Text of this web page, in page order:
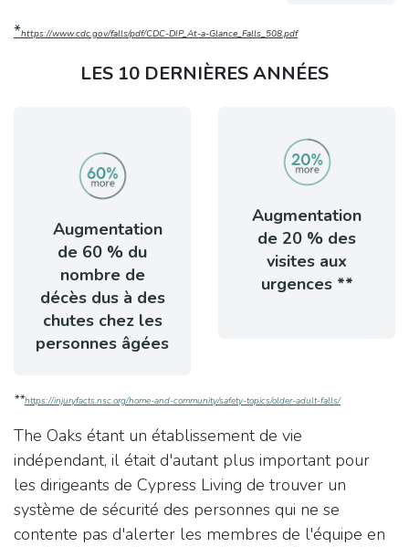
*https://www.cdc.gov/falls/pdf/CDC-DIP_At-a-Glance_Falls_508.pdf
LES 10 DERNIÈRES ANNÉES​
Augmentation
de 60 % du
nombre de
décès dus à des
chutes chez les
personnes âgées​
Augmentation
de 20 % des
visites aux
urgences **
**https://injuryfacts.nsc.org/home-and-community/safety-topics/older-adult-falls/
The Oaks étant un établissement de vie
indépendant, il était d'autant plus important pour
les dirigeants de Cypress Living de trouver un
système de sécurité des personnes qui ne se
contente pas d'alerter les membres de l'équipe en